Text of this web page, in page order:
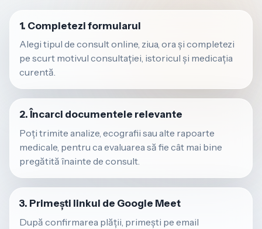
1. Completezi formularul
Alegi tipul de consult online, ziua, ora și completezi
pe scurt motivul consultației, istoricul și medicația
curentă.
2. Încarci documentele relevante
Poți trimite analize, ecografii sau alte rapoarte
medicale, pentru ca evaluarea să fie cât mai bine
pregătită înainte de consult.
3. Primești linkul de Google Meet
După confirmarea plății, primești pe email